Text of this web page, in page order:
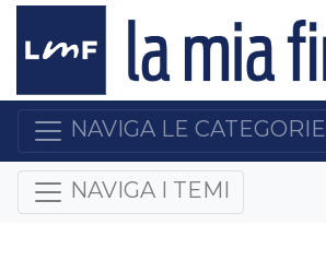
NAVIGA LE CATEGORIE
NAVIGA I TEMI